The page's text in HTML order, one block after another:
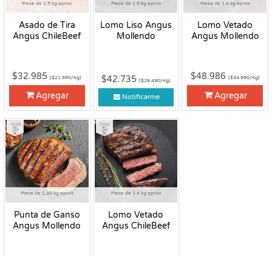
Pieza de 1.5 kg aprox
Asado de Tira
Angus ChileBeef
$32.985($21.990/Kg)
Agregar
Pieza de 1.5 kg aprox
Lomo Liso Angus
Mollendo
$42.735 ($28.490/Kg)
Notificarme
Pieza de 1.4 kg aprox
Lomo Vetado
Angus Mollendo
$48.986 ($34.990/Kg)
Agregar
Pieza de 1.35 kg aprox
Punta de Ganso
Angus Mollendo
Fresco
Pieza de 1.4 kg aprox
Lomo Vetado
Angus ChileBeef
Fresco